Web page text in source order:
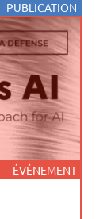
PUBLICATION
ÉVÈNEMENT